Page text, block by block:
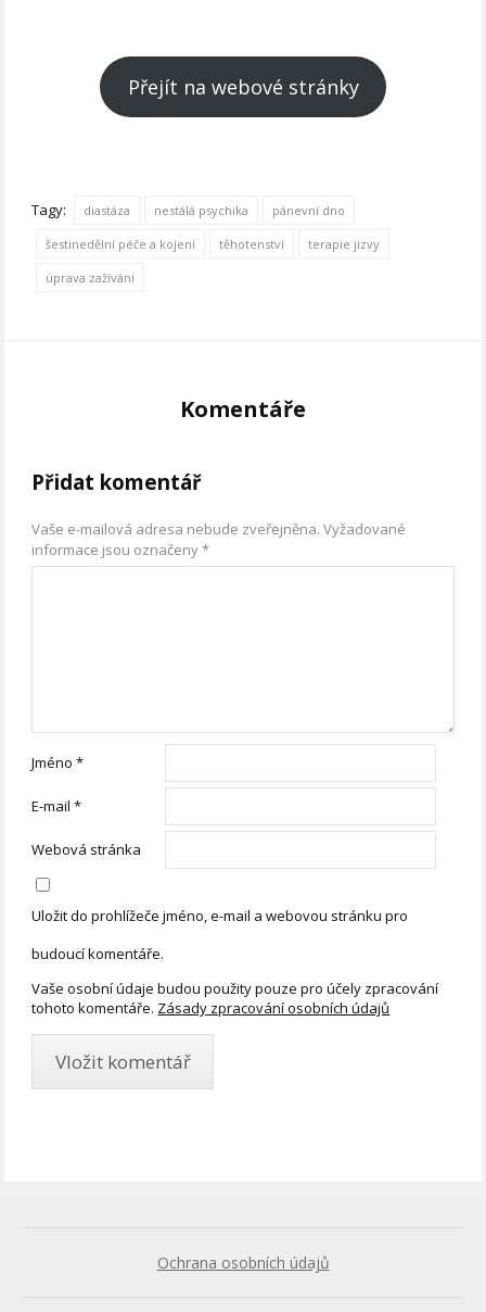
Přejít na webové stránky
Tagy: diastáza nestálá psychika pánevní dno
šestinedělní péče a kojení těhotenství terapie jizvy
úprava zažívání
Komentáře
Přidat komentář
Vaše e-mailová adresa nebude zveřejněna. Vyžadované
informace jsou označeny*
Jméno*
E-mail*
Webová stránka
Uložit do prohlížeče jméno, e-mail a webovou stránku pro
budoucí komentáře.
Vaše osobní údaje budou použity pouze pro účely zpracování
tohoto komentáře. Zásady zpracování osobních údajů
Ochrana osobních údajů